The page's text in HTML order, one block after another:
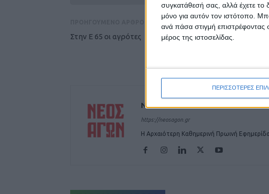
συγκατάθεσή σας, αλλά έχετε το
μόνο για αυτόν τον ιστότοπο.
ανά πάσα στιγμή επιστρέφοντας
μέρος της ιστοσελίδας.
ΠΕΡΙΣΣΟΤΕΡΕΣ
Στην Ε 65 οι αγρότες
ΝΕΟΣ ΑΓΩΝ
https://neosagon.gr
Η Αρχαιότερη Καθημερινή Πρωινή